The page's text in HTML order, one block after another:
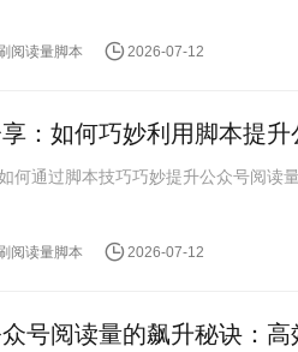
阅读量脚本 2026-07-12
：如何巧妙利用脚本提升
何通过脚本技巧巧妙提升公众号阅读
阅读量脚本 2026-07-12
号阅读量的飙升秘诀：高